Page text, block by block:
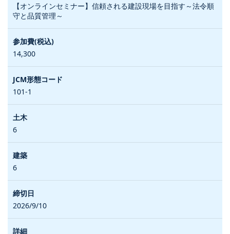
【オンラインセミナー】信頼される建設現場を目指す～法令順
守と品質管理～
14,300
101-1
6
6
2026/9/10